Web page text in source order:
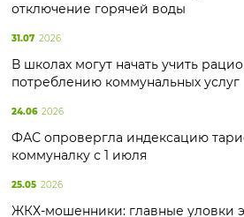
отключение горячей воды
31.07 2026
В школах могут начать учить
потреблению коммунальных услуг
24.06 2026
ФАС опровергла индексацию
коммуналку с 1 июля
25.05 2026
ЖКХ-мошенники: главные уловки